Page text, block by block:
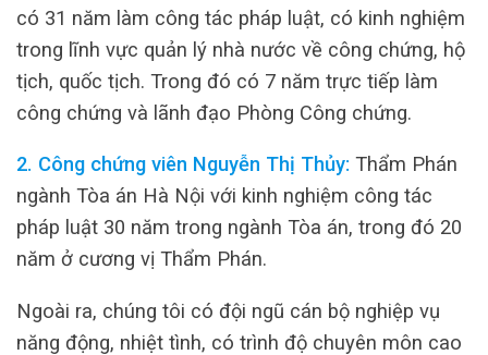
có 31 năm làm công tác pháp luật, có kinh nghiệm
trong lĩnh vực quản lý nhà nước về công chứng, hộ
tịch, quốc tịch. Trong đó có 7 năm trực tiếp làm
công chứng và lãnh đạo Phòng Công chứng.
2. Công chứng viên Nguyễn Thị Thủy: Thẩm Phán
ngành Tòa án Hà Nội với kinh nghiệm công tác
pháp luật 30 năm trong ngành Tòa án, trong đó 20
năm ở cương vị Thẩm Phán.
Ngoài ra, chúng tôi có đội ngũ cán bộ nghiệp vụ
năng động, nhiệt tình, có trình độ chuyên môn cao